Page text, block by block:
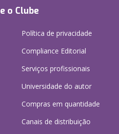
o Clube
Política de privacidade
Compliance Editorial
Serviços profissionais
Universidade do autor
Compras em quantidade
Canais de distribuição